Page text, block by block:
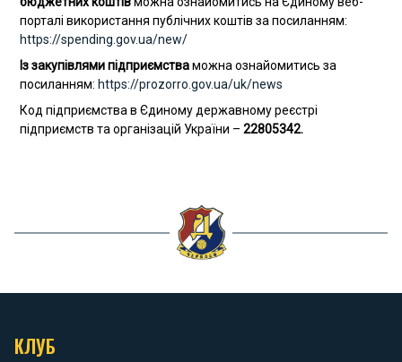
порталі використання публічних коштів за посиланням:
https://spending.gov.ua/new/
Із закупівлями підприємстваможна ознайомитись за
посиланням: https://prozorro.gov.ua/uk/news
Код підприємства в Єдиному державному реєстрі
підприємств та організацій України –22805342.
КЛУБ